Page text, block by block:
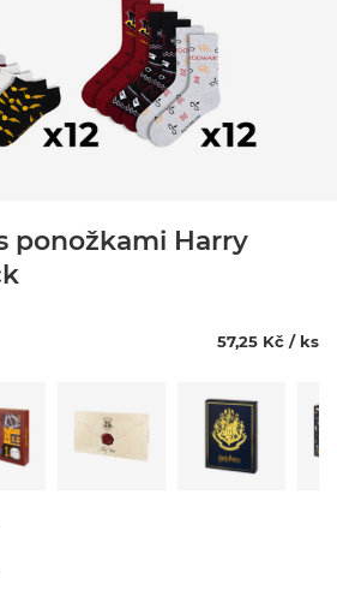
ponožkami Harry
57,25 Kč / ks